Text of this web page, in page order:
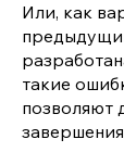
Или, как
такие
позволяют